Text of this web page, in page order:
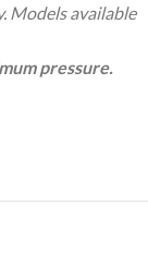
Models available
pressure.